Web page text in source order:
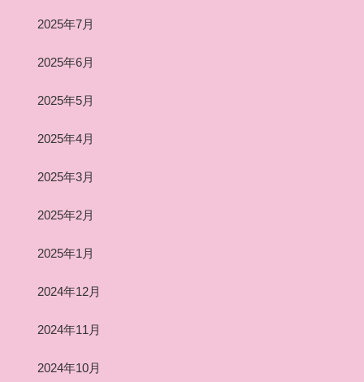
2025年7月
2025年6月
2025年5月
2025年4月
2025年3月
2025年2月
2025年1月
2024年12月
2024年11月
2024年10月